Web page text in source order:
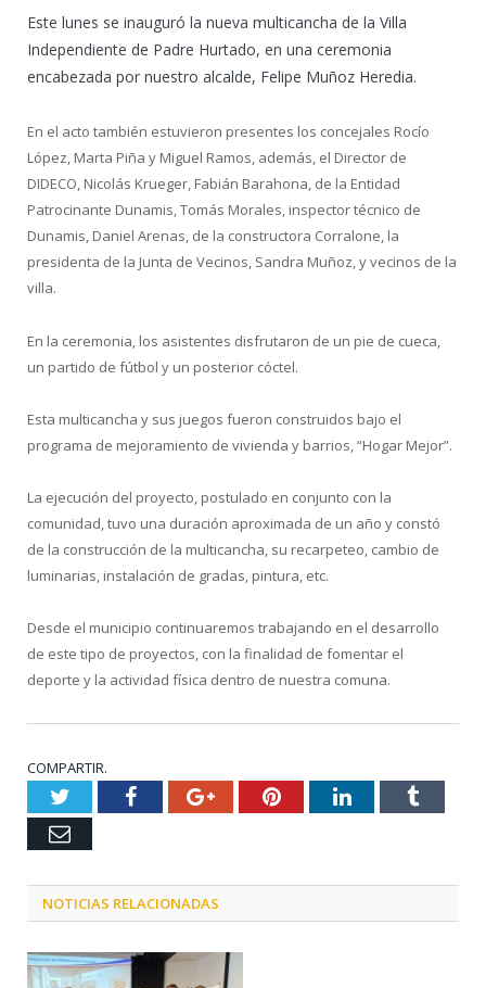
Este lunes se inauguró la nueva multicancha de la Villa
Independiente de Padre Hurtado, en una ceremonia
encabezada por nuestro alcalde, Felipe Muñoz Heredia.
En el acto también estuvieron presentes los concejales Rocío
López, Marta Piña y Miguel Ramos, además, el Director de
DIDECO, Nicolás Krueger, Fabián Barahona, de la Entidad
Patrocinante Dunamis, Tomás Morales, inspector técnico de
Dunamis, Daniel Arenas, de la constructora Corralone, la
presidenta de la Junta de Vecinos, Sandra Muñoz, y vecinos de la
villa.
En la ceremonia, los asistentes disfrutaron de un pie de cueca,
un partido de fútbol y un posterior cóctel.
Esta multicancha y sus juegos fueron construidos bajo el
programa de mejoramiento de vivienda y barrios, “Hogar Mejor”.
La ejecución del proyecto, postulado en conjunto con la
comunidad, tuvo una duración aproximada de un año y constó
de la construcción de la multicancha, su recarpeteo, cambio de
luminarias, instalación de gradas, pintura, etc.
Desde el municipio continuaremos trabajando en el desarrollo
de este tipo de proyectos, con la finalidad de fomentar el
deporte y la actividad física dentro de nuestra comuna.
COMPARTIR.
TwitterFacebookGoogle+PinterestLinkedInTumblr
Email
NOTICIAS RELACIONADAS